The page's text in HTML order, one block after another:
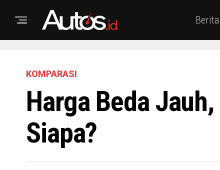
Berita
KOMPARASI
Harga Beda
Siapa?